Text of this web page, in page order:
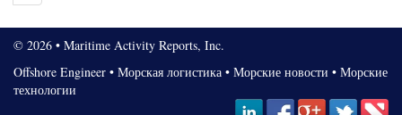
© 2026 • Maritime Activity Reports, Inc.
Offshore Engineer • Морская логистика • Морские новости • Морские
технологии